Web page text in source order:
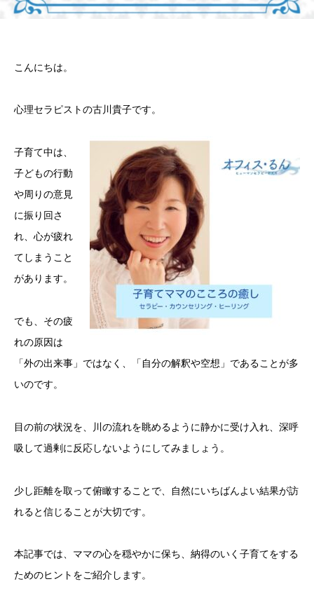
こんにちは。
心理セラピストの古川貴子です。
子育て中は、
子どもの行動
や周りの意見
に振り回さ
れ、心が疲れ
てしまうこと
があります。
でも、その疲
れの原因は
「外の出来事」ではなく、「自分の解釈や空想」であることが多
いのです。
目の前の状況を、川の流れを眺めるように静かに受け入れ、深呼
吸して過剰に反応しないようにしてみましょう。
少し距離を取って俯瞰することで、自然にいちばんよい結果が訪
れると信じることが大切です。
本記事では、ママの心を穏やかに保ち、納得のいく子育てをする
ためのヒントをご紹介します。